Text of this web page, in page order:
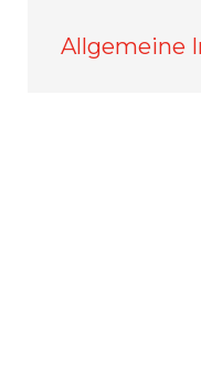
Allgemeine